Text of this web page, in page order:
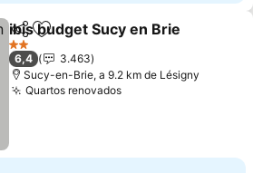
PartilharAdicionar aos favoritos
ibis budget Sucy en Brie
2 Estrelas
6,4
3.463
Sucy-en-Brie, a 9.2 km de Lésigny
Quartos renovadosVer preços